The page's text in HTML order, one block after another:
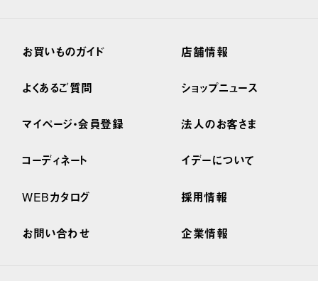
お買いものガイド
よくあるご質問
マイページ・会員登録
コーディネート
WEBカタログ
お問い合わせ
店舗情報
ショップニュース
法人のお客さま
イデーについて
採用情報
企業情報